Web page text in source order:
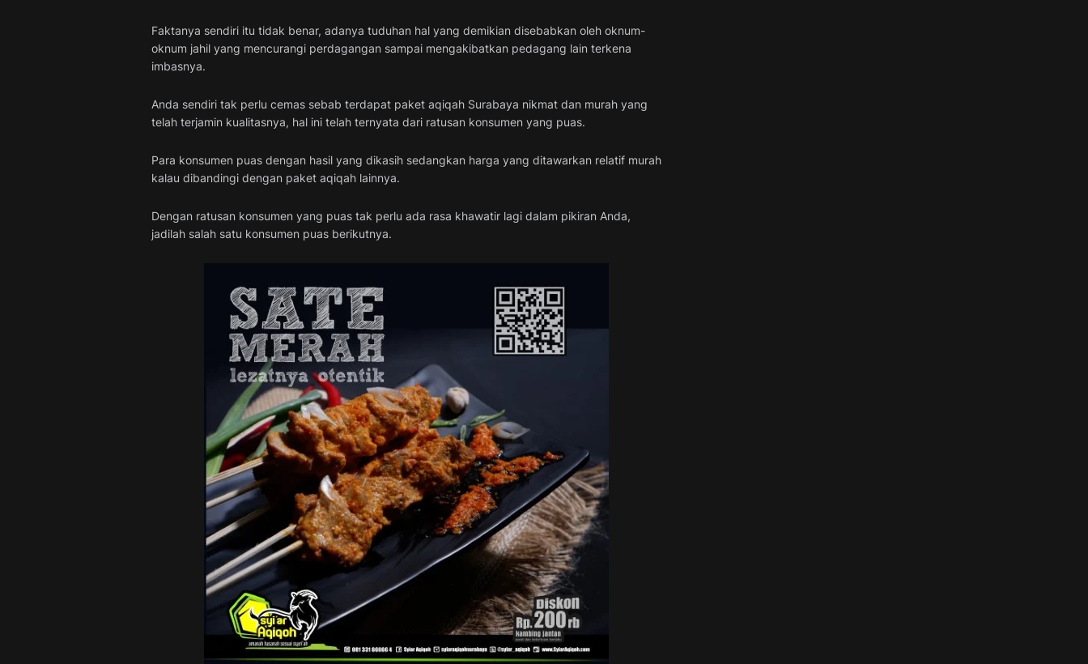
Faktanya sendiri itu tidak benar, adanya tuduhan hal yang demikian disebabkan oleh oknum-
oknum jahil yang mencurangi perdagangan sampai mengakibatkan pedagang lain terkena
imbasnya.
Anda sendiri tak perlu cemas sebab terdapat paket aqiqah Surabaya nikmat dan murah yang
telah terjamin kualitasnya, hal ini telah ternyata dari ratusan konsumen yang puas.
Para konsumen puas dengan hasil yang dikasih sedangkan harga yang ditawarkan relatif murah
kalau dibandingi dengan paket aqiqah lainnya.
Dengan ratusan konsumen yang puas tak perlu ada rasa khawatir lagi dalam pikiran Anda,
jadilah salah satu konsumen puas berikutnya.